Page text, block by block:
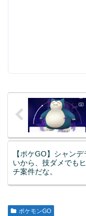
【ポケGO】シャン
いから、技ダメでも
チ案件だな。
ポケモンGO